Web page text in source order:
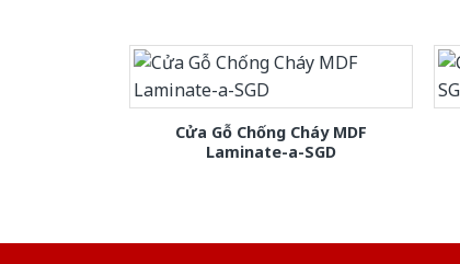
Cửa Gỗ Chống Cháy MDF
Laminate-a-SGD